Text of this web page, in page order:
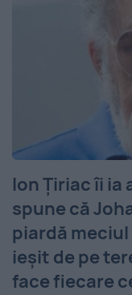
Ion Țiriac îi ia
spune că
piardă
ieșit de pe
face fiecare